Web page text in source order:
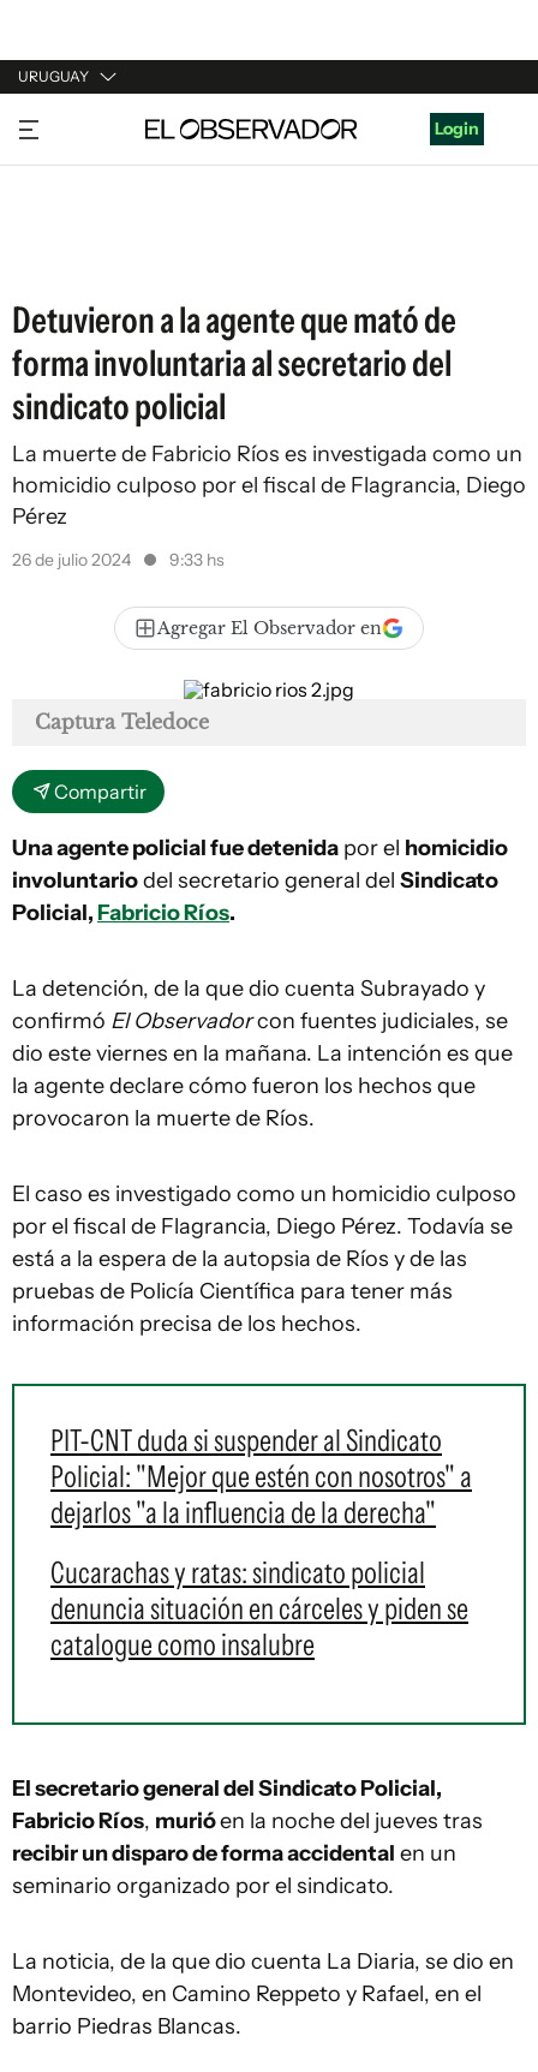
URUGUAY
URUGUAY
ARGENTINA
Login
Detuvieron a la agente que mató de
forma involuntaria al secretario del
sindicato policial
La muerte de Fabricio Ríos es investigada como un
homicidio culposo por el fiscal de Flagrancia, Diego
Pérez
26 de julio 2024 9:33 hs
Agregar El Observador en
Captura Teledoce
Compartir
Una agente policial fue detenida por el homicidio
involuntariodel secretario general del Sindicato
Policial,Fabricio Ríos.
La detención, de la que dio cuenta Subrayado y
confirmó El Observadorcon fuentes judiciales, se
dio este viernes en la mañana. La intención es que
la agente declare cómo fueron los hechos que
provocaron la muerte de Ríos.
El caso es investigado como un homicidio culposo
por el fiscal de Flagrancia, Diego Pérez. Todavía se
está a la espera de la autopsia de Ríos y de las
pruebas de Policía Científica para tener más
información precisa de los hechos.
PIT-CNT duda si suspender al Sindicato
Policial: "Mejor que estén con nosotros" a
dejarlos "a la influencia de la derecha"
Cucarachas y ratas: sindicato policial
denuncia situación en cárceles y piden se
catalogue como insalubre
El secretario general del Sindicato Policial,
Fabricio Ríos, murióen la noche del jueves tras
recibir un disparo de forma accidental en un
seminario organizado por el sindicato.
La noticia, de la que dio cuenta La Diaria, se dio en
Montevideo, en Camino Reppeto y Rafael, en el
barrio Piedras Blancas.